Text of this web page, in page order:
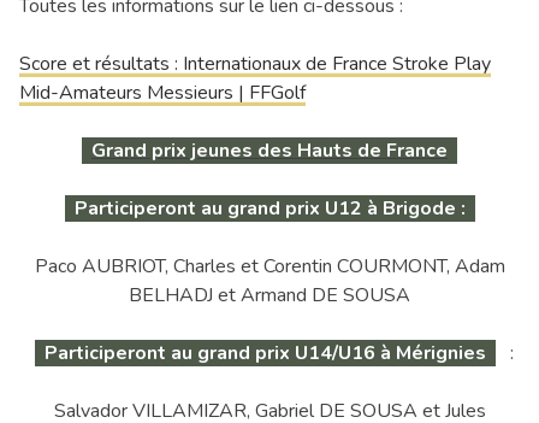
Toutes les informations sur le lien ci-dessous :
Score et résultats : Internationaux de France Stroke Play
Mid-Amateurs Messieurs | FFGolf
Grand prix jeunes des Hauts de France
Participeront au grand prix U12 à Brigode :
Paco AUBRIOT, Charles et Corentin COURMONT, Adam
BELHADJ et Armand DE SOUSA
Participeront au grand prix U14/U16 à Mérignies :
Salvador VILLAMIZAR, Gabriel DE SOUSA et Jules